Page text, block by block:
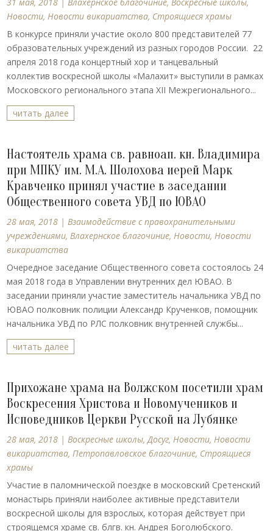
Новости,Новости викариатства, Строящиеся храмы
В конкурсе приняли участие около 800 представителей 77
образовательных учреждений из разных городов России. 22
апреля 2018 года концертный хор и танцевальный
коллектив воскресной школы «Малахит» выступили в рамках
Московского регионального этапа XII Межрегионального...
читать далее
Настоятель храма св. равноап. кн. Владимира
при МПКУ им. М.А. Шолохова иерей Марк
Кравченко принял участие в заседании
Общественного совета УВД по ЮВАО
28 мая, 2018 |Взаимодействие с правохранительными
учреждениями,Влахернское благочиние,Новости,Новости
викариатства
Очередное заседание Общественного совета состоялось 24
мая 2018 года в Управлении внутренних дел ЮВАО. В
заседании приняли участие заместитель начальника УВД по
ЮВАО полковник полиции Александр Крученков, помощник
начальника УВД по РЛС полковник внутренней службы...
читать далее
Прихожане храма на Волжском посетили храм
Воскресения Христова и Новомучеников и
Исповедников Церкви Русской на Лубянке
28 мая, 2018 |Воскресные школы,Досуг,Новости,Новости
викариатства,Петропавловское благочиние, Строящиеся
храмы
Участие в паломнической поездке в московский Сретенский
монастырь приняли наиболее активные представители
воскресной школы для взрослых, которая действует при
строящемся храме св. блгв. кн. Андрея Боголюбского.